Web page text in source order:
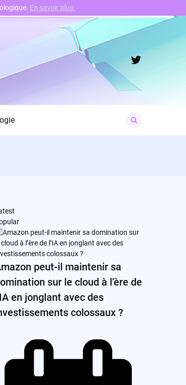
Twitter
for:
peut-il maintenir sa
sur le cloud à l’ère de
en jonglant avec des
colossaux ?
En savoir plus.